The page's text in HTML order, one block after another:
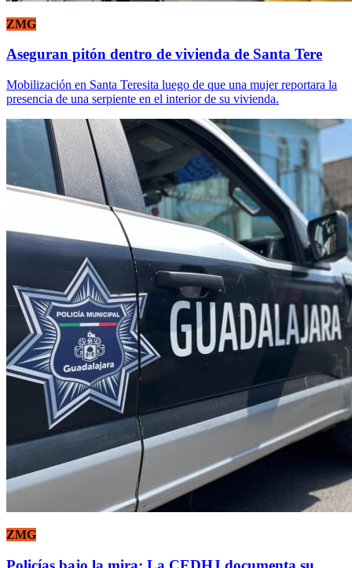
ZMG
Aseguran pitón dentro de vivienda de Santa Tere
Mobilización en Santa Teresita luego de que una mujer reportara la
presencia de una serpiente en el interior de su vivienda.
ZMG